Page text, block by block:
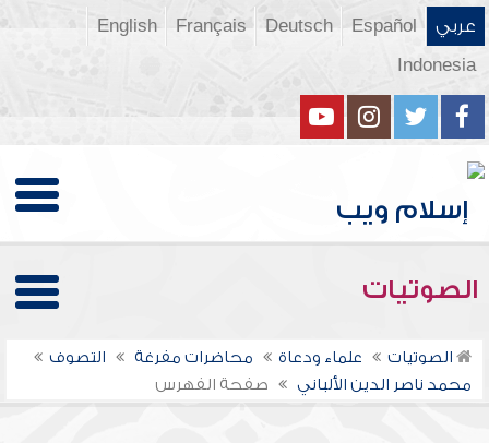
عربي Español
Deutsch
Français
English
Indonesia
الصوتيات
الصوتيات علماء ودعاة محاضرات مفرغة
التصوف
محمد ناصر الدين الألباني
صفحة الفهرس